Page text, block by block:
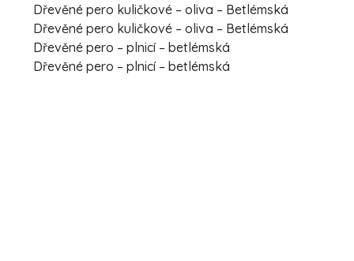
Dřevěné pero kuličkové – oliva – Betlémská
Dřevěné pero kuličkové – oliva – Betlémská
Dřevěné pero – plnicí – betlémská
Dřevěné pero – plnicí – betlémská